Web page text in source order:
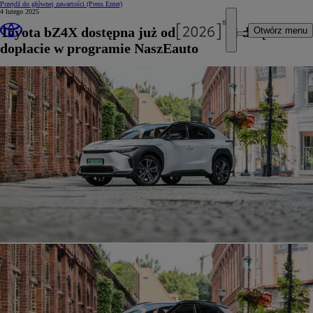
Przejdź do głównej zawartości (Press Enter)
Otwórz menu
4 lutego 2025
Toyota bZ4X dostępna już od 128 900 zł dzięki
dopłacie w programie NaszEauto